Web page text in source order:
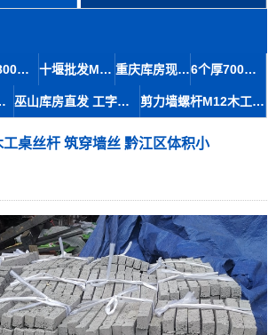
6个厚800长步步紧螺杠建筑专用夹具荣昌螺杆常年销售 十堰批发M5-80060步步紧 工地用可加工定制螺杆 重庆库房现货桥梁马镫钢筋一字型马凳7-120定位精准规格齐全 6个厚700长特厚步步紧建筑专用夹具大竹螺杆厂家
卡批发 安装便捷 巫山库房直发 工字钢筋马凳8-90 承载量大 规格齐全 剪力墙螺杆M12木工等边丝杆房建施工拆除方便
桌丝杆 筑穿墙丝 黔江区体积小